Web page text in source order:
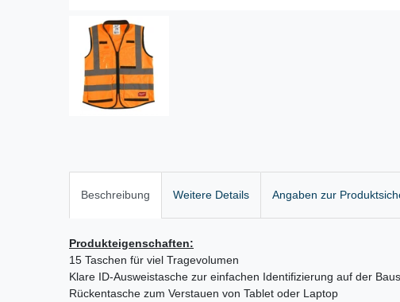
Beschreibung Weitere Details Angaben zur
Produkteigenschaften:
15 Taschen für viel Tragevolumen
Klare ID-Ausweistasche zur einfachen Identifizierung auf der
Rückentasche zum Verstauen von Tablet oder Laptop